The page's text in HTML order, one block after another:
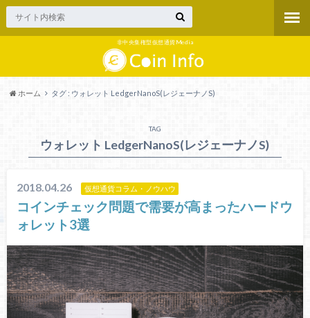
非中央集権型仮想通貨Media
ホーム タグ : ウォレット LedgerNanoS(レジェーナノS)
TAG
ウォレット LedgerNanoS(レジェーナノS)
2018.04.26 仮想通貨コラム・ノウハウ
コインチェック問題で需要が高まったハードウ
ォレット3選